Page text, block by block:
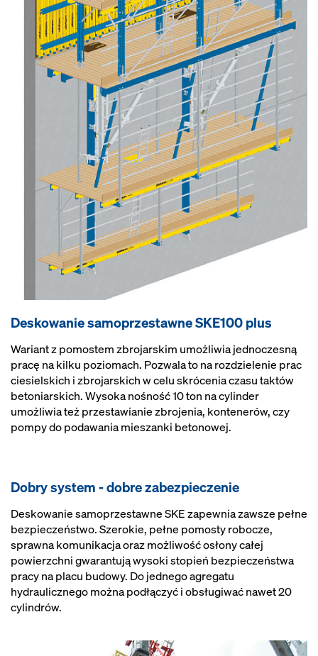
Deskowanie samoprzestawne SKE100 plus
Wariant z pomostem zbrojarskim umożliwia jednoczesną
pracę na kilku poziomach. Pozwala to na rozdzielenie prac
ciesielskich i zbrojarskich w celu skrócenia czasu taktów
betoniarskich. Wysoka nośność 10 ton na cylinder
umożliwia też przestawianie zbrojenia, kontenerów, czy
pompy do podawania mieszanki betonowej.
Dobry system - dobre zabezpieczenie
Deskowanie samoprzestawne SKE zapewnia zawsze pełne
bezpieczeństwo. Szerokie, pełne pomosty robocze,
sprawna komunikacja oraz możliwość osłony całej
powierzchni gwarantują wysoki stopień bezpieczeństwa
pracy na placu budowy. Do jednego agregatu
hydraulicznego można podłączyć i obsługiwać nawet 20
cylindrów.